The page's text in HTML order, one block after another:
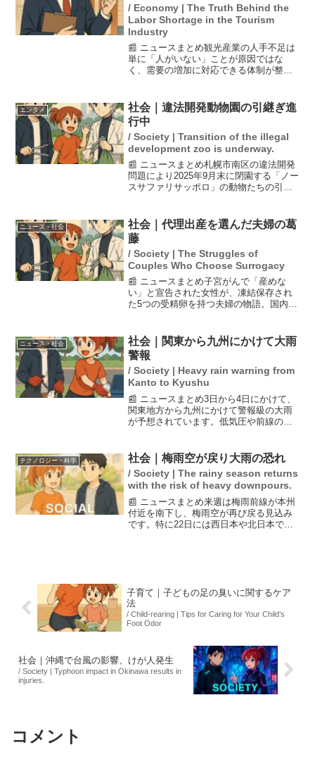
/ Economy | The Truth Behind the
Labor Shortage in the Tourism
Industry
📰 ニュースまとめ観光産業の人手不足は
単に「人がいない」ことが原因ではな
く、需要の増加に対応できる体制が整っ
成長が期待されていますが、経営者は無
人店舗の導入など新たな戦...
エンタメ
社会｜違法開発動物園の引継ぎ進
行中
/ Society | Transition of the illegal
development zoo is underway.
📰 ニュースまとめ札幌市南区の違法開発
問題により2025年9月末に閉園する「ノー
スサファリサッポロ」の動物たちの引き
海道アニマルワールド」が受け皿とな
り、札幌に移転。新...
ニュース・社会
社会｜代理出産を選んだ夫婦の葛
藤
/ Society | The Struggles of
Couples Who Choose Surrogacy
📰 ニュースまとめ子宮がんで「産めな
い」と宣告された女性が、凍結保存され
た5つの受精卵を持つ夫婦の物語。国内で
た。法案の動きにより、国内での代理出
産が非合法化される可能...
ニュース・社会
社会｜関東から九州にかけて大雨
警報
/ Society | Heavy rain warning from
Kanto to Kyushu
📰 ニュースまとめ3日から4日にかけて、
関東地方から九州にかけて警報級の大雨
が予想されています。低気圧や前線の影
る恐れがあります。運転中は道路の冠水
やアンダーパスの浸水...
テクノロジー・科学 社会｜梅雨空が戻り大雨の恐れ
/ Society | The rainy season returns
with the risk of heavy downpours.
📰 ニュースまとめ来週は梅雨前線が本州
付近を南下し、梅雨空が再び戻る見込み
です。特に22日には西日本や北日本で激
子育て｜子どもの足の臭いに関するケア
法
/ Child-rearing | Tips for Caring for Your Child’s
Foot Odor
社会｜沖縄で台風の影響、けが人発生
/ Society | Typhoon impact in Okinawa results in
injuries.
コメント